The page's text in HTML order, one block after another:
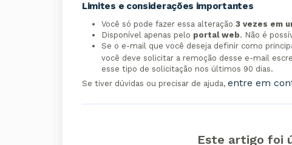
Limites e considerações importantes
Você só pode fazer essa alteração 3 vezes em
Disponível apenas pelo portal web. Não é
Se o e-mail que você deseja definir como
você deve solicitar a remoção desse e-mail
esse tipo de solicitação nos últimos 90 dias.
Se tiver dúvidas ou precisar de ajuda, entre em
Este artigo foi